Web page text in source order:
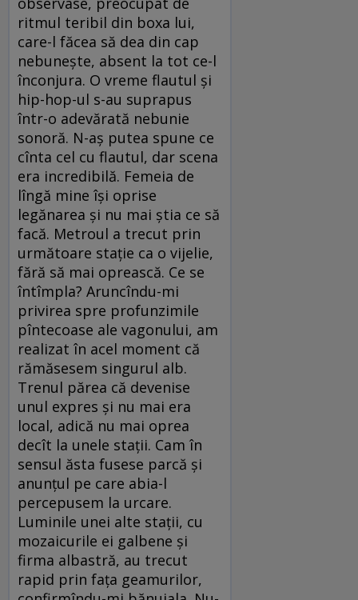
ritmul teribil din boxa lui,
care-l făcea să dea din cap
nebunește, absent la tot ce-l
înconjura. O vreme flautul și
hip-hop-ul s-au suprapus
într-o adevărată nebunie
sonoră. N-aș putea spune ce
cînta cel cu flautul, dar scena
era incredibilă. Femeia de
lîngă mine își oprise
legănarea și nu mai știa ce să
facă. Metroul a trecut prin
următoare stație ca o vijelie,
fără să mai oprească. Ce se
întîmpla? Aruncîndu-mi
privirea spre profunzimile
pîntecoase ale vagonului, am
realizat în acel moment că
rămăsesem singurul alb.
Trenul părea că devenise
unul expres și nu mai era
local, adică nu mai oprea
decît la unele stații. Cam în
sensul ăsta fusese parcă și
anunțul pe care abia-l
percepusem la urcare.
Luminile unei alte stații, cu
mozaicurile ei galbene și
firma albastră, au trecut
rapid prin fața geamurilor,